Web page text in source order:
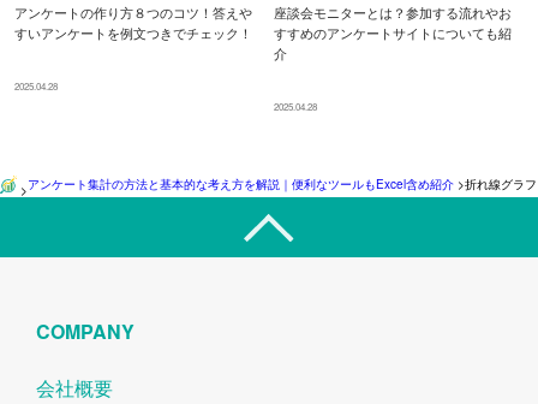
アンケートの作り方８つのコツ！答えや
すいアンケートを例文つきでチェック！
2025.04.28
座談会モニターとは？参加する流れやお
すすめのアンケートサイトについても紹
介
2025.04.28
>アンケート集計の方法と基本的な考え方を解説｜便利なツールもExcel含め紹介>折れ線グラフ
COMPANY
会社概要